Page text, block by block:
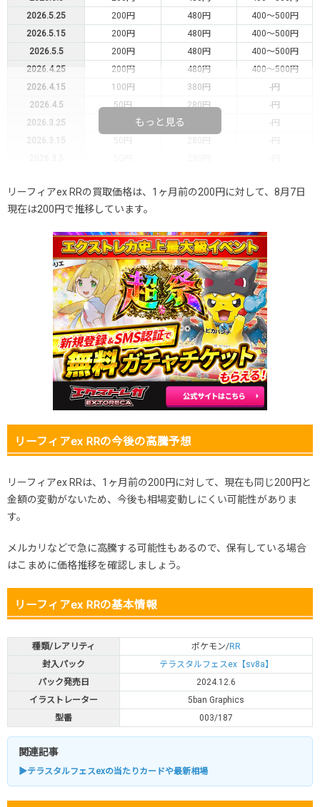
2026.5.25
200円 480円
400～500円
2026.5.15
200円 480円
400～500円
2026.5.5
200円 480円
400～500円
2026.4.25
200円 480円
400～500円
2026.4.15
100円 380円
-円
2026.4.5
50円 280円
-円
2026.3.25
-円
2026.3.15
50円 280円
-円
2026.2.15
50円 280円
-円
2026.2.5
50円
2026.1.25
30円 180円
2026.1.15
30円 180円
2026.1.5
30円 180円
2025.12.25
50円 220円
2025.12.15
50円 220円
2025.12.5
100円 280円
2025.11.25
100円 280円
2025.11.15
100円 280円
2025.11.5
50円 220円
50円 220円
発売日初動
100円 280円
もっと見る
リーフィアex RRの買取価格は、1ヶ月前の200円に対して、8月7日
現在は200円で推移しています。
リーフィアex RRの今後の高騰予想
リーフィアex RRは、1ヶ月前の200円に対して、現在も同じ200円と
金額の変動がないため、今後も相場変動しにくい可能性がありま
す。
メルカリなどで急に高騰する可能性もあるので、保有している場合
はこまめに価格推移を確認しましょう。
リーフィアex RRの基本情報
種類/レアリティ ポケモン/RR
封入パック
テラスタルフェスex【sv8a】
パック発売日
2024.12.6
イラストレーター
5ban Graphics
型番
003/187
関連記事
▶テラスタルフェスexの当たりカードや最新相場